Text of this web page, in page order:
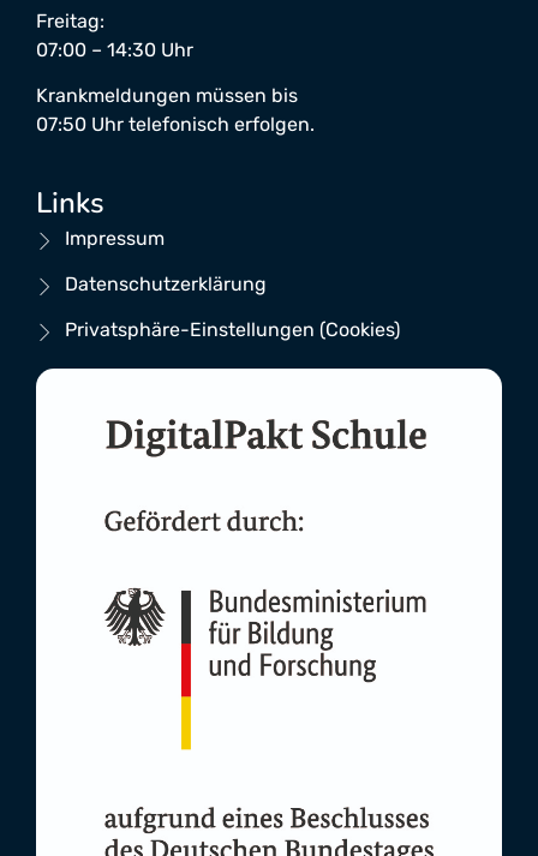
Freitag:
07:00 – 14:30 Uhr
Krankmeldungen müssen bis
07:50 Uhr telefonisch erfolgen.
Links
Impressum
Datenschutzerklärung
Privatsphäre-Einstellungen (Cookies)